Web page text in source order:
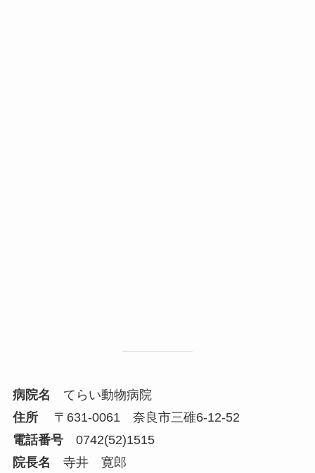
病院名 てらい動物病院
住所〒631-0061 奈良市三碓6-12-52
電話番号0742(52)1515
院長名 寺井 寛郎